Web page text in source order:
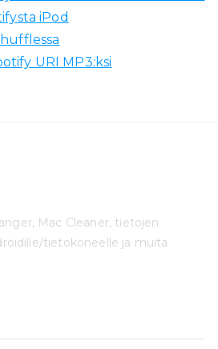
iPod
URI MP3:ksi
Mac Cleaner, tietojen
tietokoneelle ja muita